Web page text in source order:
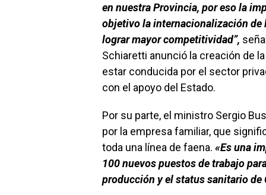
en nuestra Provincia, por eso la
objetivo la internacionalización de
lograr mayor competitividad”,
Schiaretti anunció la creación de
estar conducida por el sector
con el apoyo del Estado.
Por su parte, el ministro Sergio
por la empresa familiar, que
toda una línea de faena. «Es una
100 nuevos puestos de trabajo
producción y el status sanitario de